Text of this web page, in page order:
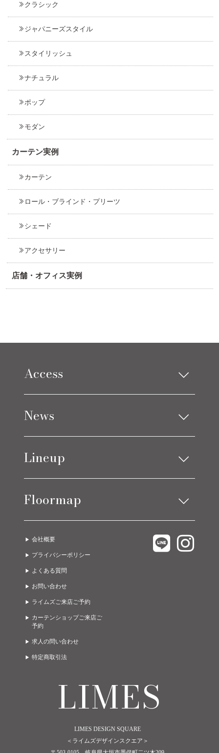
クラシック
ジャパニーズスタイル
スタイリッシュ
ナチュラル
ポップ
モダン
カーテン実例
カーテン
ロール・ブラインド・プリーツ
シェード
アクセサリー
店舗・オフィス実例
Access
Limes life paletteモレラ店
News
ブログ
Lineup
チェア
Floormap
LIMES EAST 2F
LIMES EAST 3F
LIMES WEST 1F
LIMES WEST 2F
会社概要
プライバシーポリシー
よくある質問
お問い合わせ
ライムズご来店ご予約
カーテンショップご来店ご
予約
求人の問い合わせ
特定商取引法
LIMES
LIMES DESIGN SQUARE
＜ライムズデザインスクエア＞